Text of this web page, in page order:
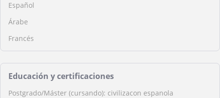
Español
Árabe
Francés
Educación y certificaciones
Postgrado/Máster (cursando): civilizacon espanola